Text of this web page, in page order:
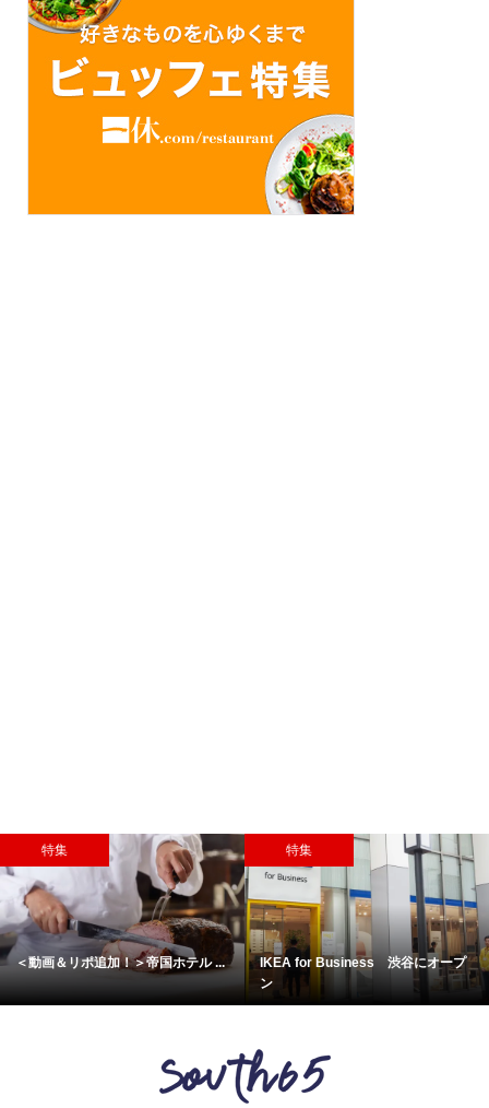
特集
＜動画＆リポ追加！＞帝国ホテル ...
特集
IKEA for Business 渋谷にオープ
ン